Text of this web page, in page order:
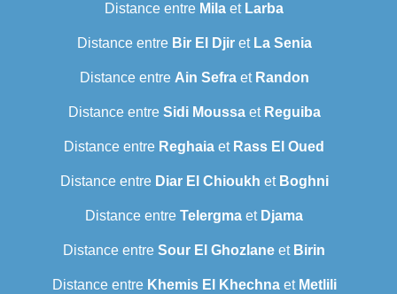
Distance entre Mila et Larba
Distance entre Bir El Djiret La Senia
Distance entre Ain Sefraet Randon
Distance entre Sidi Moussaet Reguiba
Distance entre Reghaia et Rass El Oued
Distance entre Diar El Chioukh et Boghni
Distance entre Telergma et Djama
Distance entre Sour El Ghozlane et Birin
Distance entre Khemis El Khechnaet Metlili